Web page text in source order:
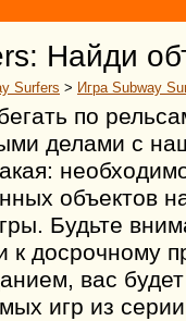
Найди
Surfers > Игра Subway
по
делами с
объектов
Будьте
к
вас
игр из